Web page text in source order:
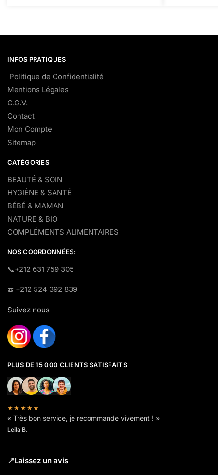
INFOS PRATIQUES
Politique de Confidentialité
Mentions Légales
C.G.V.
Contact
Mon Compte
Sitemap
CATÉGORIES
BEAUTÉ & SOIN
HYGIÈNE & SANTÉ
BÉBÉ & MAMAN
NATURE & BIO
COMPLÉMENTS ALIMENTAIRES
NOS COORDONNÉES:
​📞+212 631 759 305
☎️​ +212 524 392 839
Suivez nous
PLUS DE 15 000 CLIENTS SATISFAITS
★★★★★
« Très bon service, je recommande vivement ! »
Leila B.
📍Laissez un avis